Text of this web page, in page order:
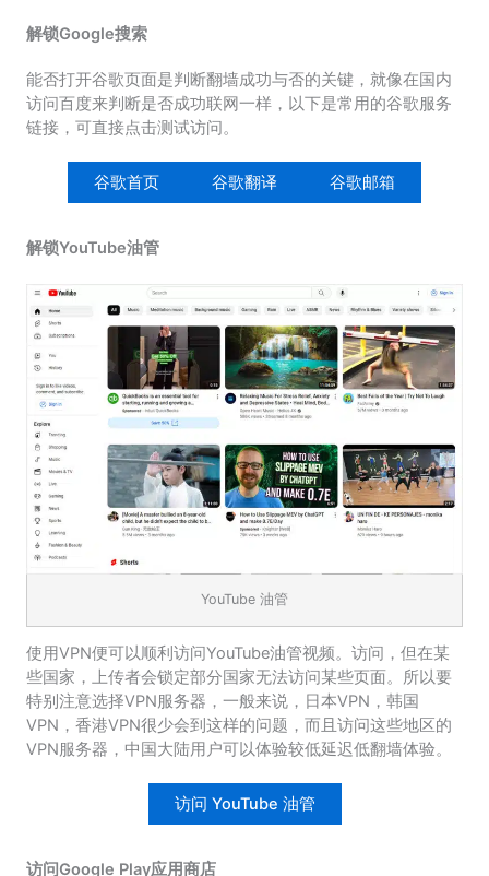
解锁Google搜索
能否打开谷歌页面是判断翻墙成功与否的关键，就像在国内
访问百度来判断是否成功联网一样，以下是常用的谷歌服务
链接，可直接点击测试访问。
谷歌首页 谷歌翻译 谷歌邮箱
解锁YouTube油管
YouTube 油管
使用VPN便可以顺利访问YouTube油管视频。访问，但在某
些国家，上传者会锁定部分国家无法访问某些页面。所以要
特别注意选择VPN服务器，一般来说，日本VPN，韩国
VPN，香港VPN很少会到这样的问题，而且访问这些地区的
VPN服务器，中国大陆用户可以体验较低延迟低翻墙体验。
访问 YouTube 油管
访问Google Play应用商店